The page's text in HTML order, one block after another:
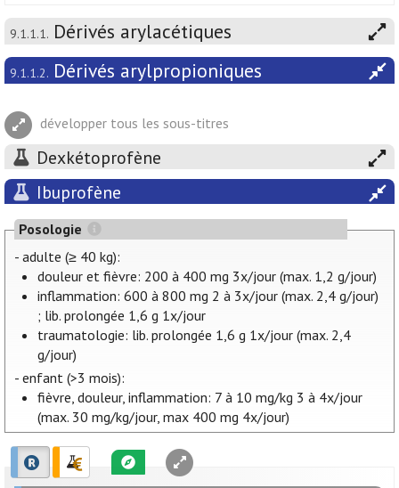
9.1.1.1. Dérivés arylacétiques
9.1.1.2. Dérivés arylpropioniques
développer tous les sous-titres
Dexkétoprofène
Ibuprofène
Posologie
- adulte (≥ 40 kg):
douleur et fièvre: 200 à 400 mg 3x/jour (max. 1,2 g/jour)
inflammation: 600 à 800 mg 2 à 3x/jour (max. 2,4 g/jour)
; lib. prolongée 1,6 g 1x/jour
traumatologie: lib. prolongée 1,6 g 1x/jour (max. 2,4
g/jour)
- enfant (>3 mois):
fièvre, douleur, inflammation: 7 à 10 mg/kg 3 à 4x/jour
(max. 30 mg/kg/jour, max 400 mg 4x/jour)